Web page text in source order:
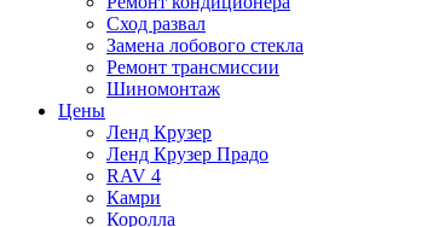
Сход развал
Замена лобового стекла
Ремонт трансмиссии
Шиномонтаж
Цены
Ленд Крузер
Ленд Крузер Прадо
RAV 4
Камри
Королла